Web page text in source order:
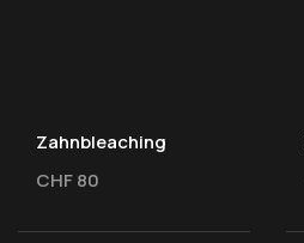
Zahnbleaching
CHF 80